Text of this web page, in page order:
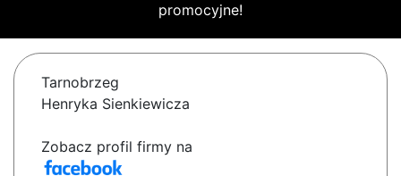
promocyjne!
Tarnobrzeg
Henryka Sienkiewicza
Zobacz profil firmy na